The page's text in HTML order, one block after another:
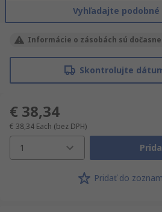
Vyhľadajte
Informácie o zásobách sú
Skontrolujte
€ 38,34
€ 38,34 Each (bez DPH)
1
Pridať do